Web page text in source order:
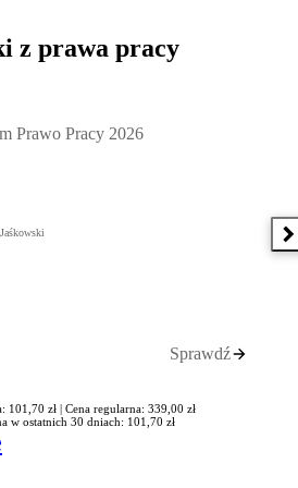
z prawa pracy
Pracy 2026, Kazimierz Jaśkowski -
Prawo Pracy 2026
Sprawdź
101,70 zł | Cena regularna: 339,00 zł
w ostatnich 30 dniach: 101,70 zł